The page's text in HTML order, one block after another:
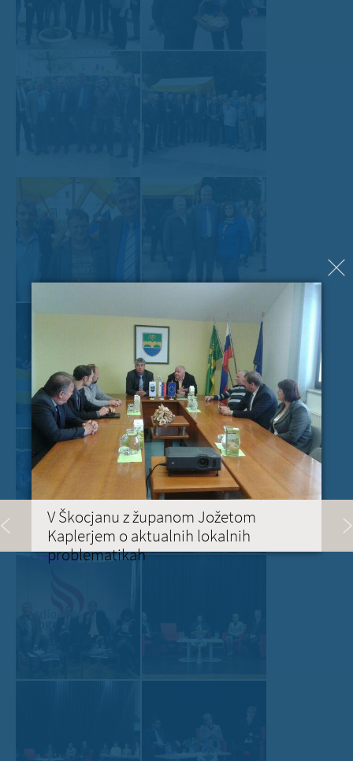
V Škocjanu z županom Jožetom
Kaplerjem o aktualnih lokalnih
problematikah